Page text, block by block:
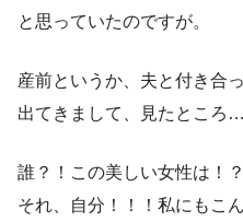
と思っていたのですが。
産前というか、夫と付き合
出てきまして、見たところ…
誰？！この美しい女性は！
それ、自分！！！私にもこ